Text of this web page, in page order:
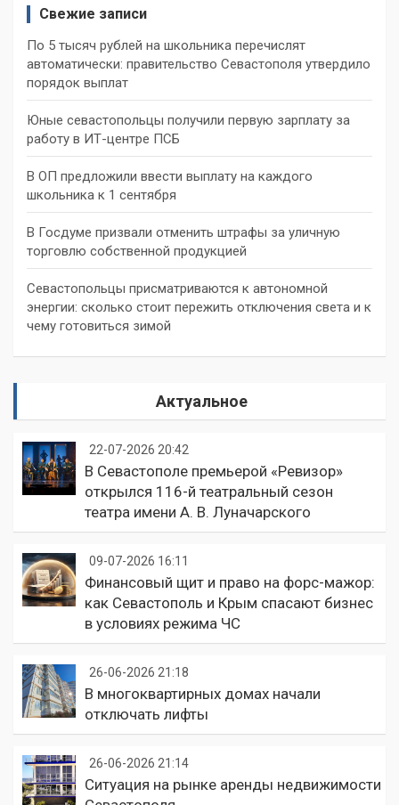
Свежие записи
По 5 тысяч рублей на школьника перечислят
автоматически: правительство Севастополя утвердило
порядок выплат
Юные севастопольцы получили первую зарплату за
работу в ИТ-центре ПСБ
В ОП предложили ввести выплату на каждого
школьника к 1 сентября
В Госдуме призвали отменить штрафы за уличную
торговлю собственной продукцией
Севастопольцы присматриваются к автономной
энергии: сколько стоит пережить отключения света и к
чему готовиться зимой
Актуальное
22-07-2026 20:42
В Севастополе премьерой «Ревизор»
открылся 116-й театральный сезон
театра имени А. В. Луначарского
09-07-2026 16:11
Финансовый щит и право на форс-мажор:
как Севастополь и Крым спасают бизнес
в условиях режима ЧС
26-06-2026 21:18
В многоквартирных домах начали
отключать лифты
26-06-2026 21:14
Ситуация на рынке аренды недвижимости